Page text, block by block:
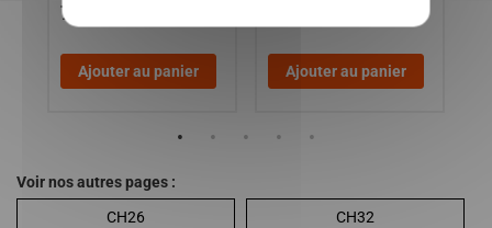
70,00 €
Ajouter au panier Ajouter au panier
Voir nos autres pages :
CH26
CH32